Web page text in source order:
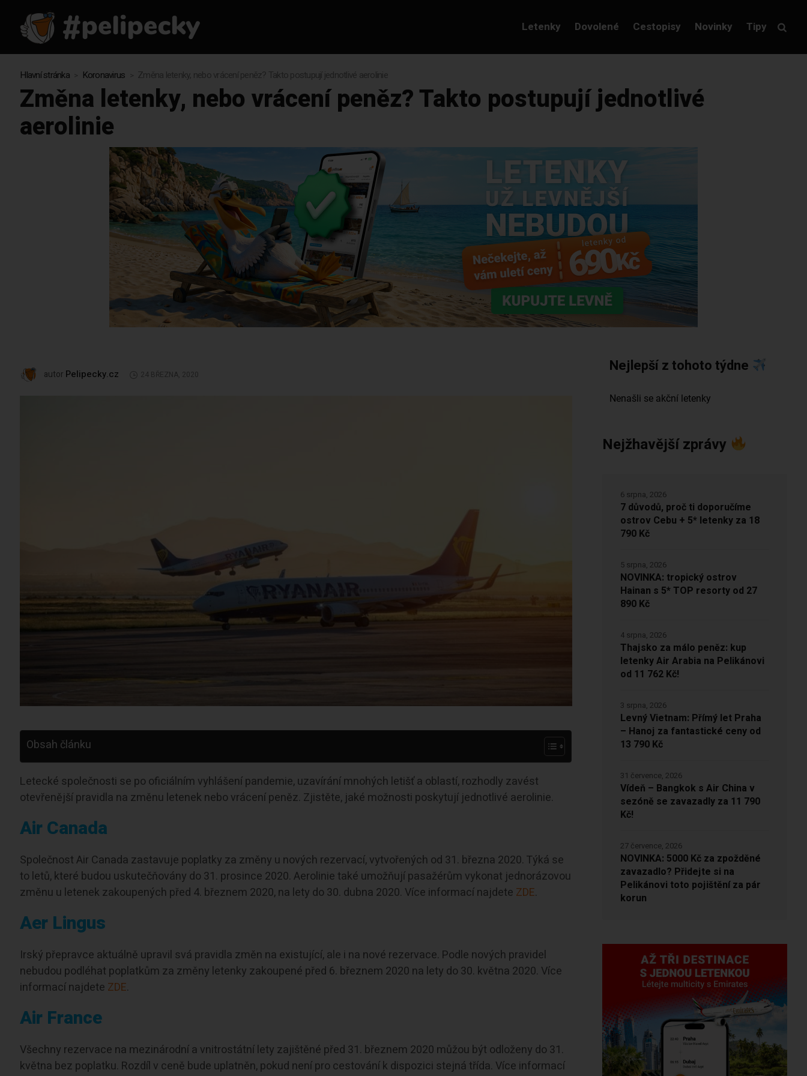
Letenky Dovolené Cestopisy Novinky Tipy
Hlavní stránka Koronavirus Změna letenky, nebo vrácení peněz? Takto postupují jednotlivé aerolinie
Změna letenky, nebo vrácení peněz? Takto postupují jednotlivé
aerolinie
autor Pelipecky.cz 24 BŘEZNA, 2020
Obsah článku
Letecké společnosti se po oficiálním vyhlášení pandemie, uzavírání mnohých letišť a oblastí, rozhodly zavést
otevřenější pravidla na změnu letenek nebo vrácení peněz. Zjistěte, jaké možnosti poskytují jednotlivé aerolinie.
Air Canada
Společnost Air Canada zastavuje poplatky za změny u nových rezervací, vytvořených od 31. března 2020. Týká se
to letů, které budou uskutečňovány do 31. prosince 2020. Aerolinie také umožňují pasažérům vykonat jednorázovou
změnu u letenek zakoupených před 4. březnem 2020, na lety do 30. dubna 2020. Více informací najdete ZDE.
Aer Lingus
Irský přepravce aktuálně upravil svá pravidla změn na existující, ale i na nové rezervace. Podle nových pravidel
nebudou podléhat poplatkům za změny letenky zakoupené před 6. březnem 2020 na lety do 30. května 2020. Více
informací najdete ZDE.
Air France
Všechny rezervace na mezinárodní a vnitrostátní lety zajištěné před 31. březnem 2020 můžou být odloženy do 31.
května bez poplatku. Rozdíl v ceně bude uplatněn, pokud není pro cestování k dispozici stejná třída. Více informací
Nejlepší z tohoto týdne
Nejžhavější zprávy
7 důvodů, proč ti doporučíme
ostrov Cebu + 5* letenky za 18
790 Kč
6 srpna, 2026
NOVINKA: tropický ostrov
Hainan s 5* TOP resorty od 27
890 Kč
5 srpna, 2026
Thajsko za málo peněz: kup
letenky Air Arabia na Pelikánovi
od 11 762 Kč!
4 srpna, 2026
Levný Vietnam: Přímý let Praha
– Hanoj za fantastické ceny od
13 790 Kč
3 srpna, 2026
Vídeň – Bangkok s Air China v
sezóně se zavazadly za 11 790
Kč!
31 července, 2026
NOVINKA: 5000 Kč za zpožděné
zavazadlo? Přidejte si na
Pelikánovi toto pojištění za pár
korun
27 července, 2026